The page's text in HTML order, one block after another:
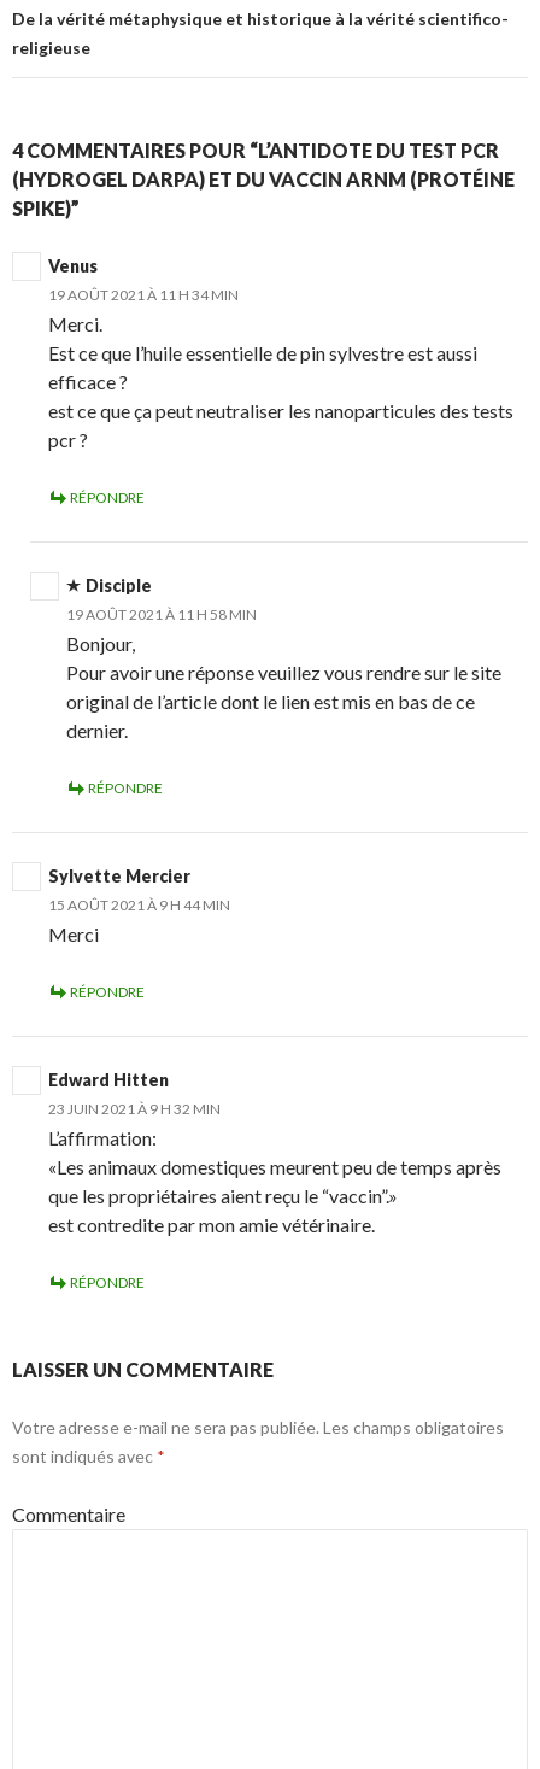
De la vérité métaphysique et historique à la vérité scientifico-
religieuse
4 COMMENTAIRES POUR “L’ANTIDOTE DU TEST PCR
(HYDROGEL DARPA) ET DU VACCIN ARNM (PROTÉINE
SPIKE)”
Venus
19 AOÛT 2021 À 11 H 34 MIN
Merci.
Est ce que l’huile essentielle de pin sylvestre est aussi
efficace ?
est ce que ça peut neutraliser les nanoparticules des tests
pcr ?
RÉPONDRE
Disciple
19 AOÛT 2021 À 11 H 58 MIN
Bonjour,
Pour avoir une réponse veuillez vous rendre sur le site
original de l’article dont le lien est mis en bas de ce
dernier.
RÉPONDRE
Sylvette Mercier
15 AOÛT 2021 À 9 H 44 MIN
Merci
RÉPONDRE
Edward Hitten
23 JUIN 2021 À 9 H 32 MIN
L’affirmation:
«Les animaux domestiques meurent peu de temps après
que les propriétaires aient reçu le “vaccin”.»
est contredite par mon amie vétérinaire.
RÉPONDRE
LAISSER UN COMMENTAIRE
Votre adresse e-mail ne sera pas publiée. Les champs obligatoires
sont indiqués avec *
Commentaire